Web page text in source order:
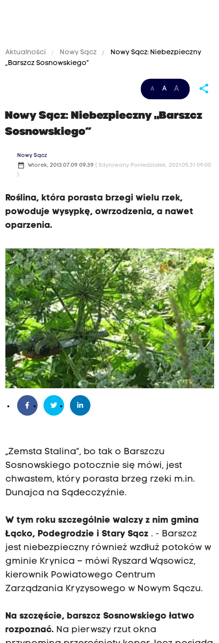
Aktualności Nowy Sącz
Nowy Sącz: Niebezpieczny
„Barszcz Sosnowskiego”
A A A share
Nowy Sącz: Niebezpieczny „Barszcz
Sosnowskiego”
Nowy Sącz
date_range Wtorek, 2013.07.09 09:39 ( Edytowany Poniedziałek, 2021.05.31 09:00
)
Roślina, która porasta brzegi wielu rzek,
powoduje wysypkę, owrzodzenia, a nawet
oparzenia.
„Zemsta Stalina”, bo tak o Barszczu
Sosnowskiego potocznie się mówi, jest
chwastem, który porasta brzeg rzeki m.in.
Dunajca na Sądecczyźnie.
W tym roku szczególnie walczy z nim gmina
Łącko, Podegrodzie i Stary Sącz . - Barszcz
jest niebezpieczny również wzdłuż potoków w
gminie Krynica – mówi Ryszard Wąsowicz,
kierownik Powiatowego Centrum
Zarządzania Kryzysowego w Nowym Sączu.
Na szczęście, barszcz Sosnowskiego łatwo
rozpoznać.Na pierwszy rzut okna